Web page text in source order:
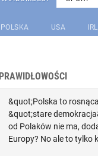
POLSKA USA
&quot;Polska to
&quot;stare
od Polaków nie ma,
Europy? No ale to tylko